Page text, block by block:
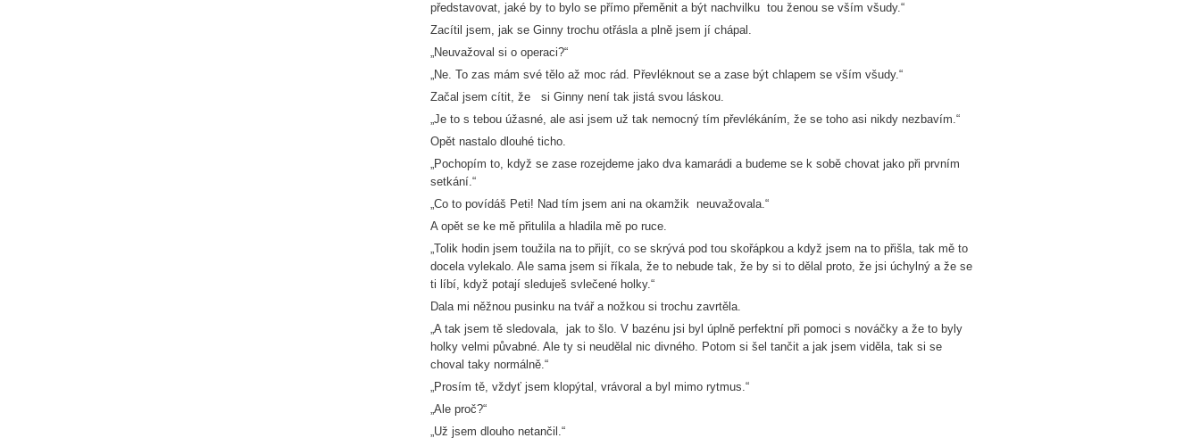
představovat, jaké by to bylo se přímo přeměnit a být nachvilku tou ženou se vším všudy.“
Zacítil jsem, jak se Ginny trochu otřásla a plně jsem jí chápal.
„Neuvažoval si o operaci?“
„Ne. To zas mám své tělo až moc rád. Převléknout se a zase být chlapem se vším všudy.“
Začal jsem cítit, že si Ginny není tak jistá svou láskou.
„Je to s tebou úžasné, ale asi jsem už tak nemocný tím převlékáním, že se toho asi nikdy nezbavím.“
Opět nastalo dlouhé ticho.
„Pochopím to, když se zase rozejdeme jako dva kamarádi a budeme se k sobě chovat jako při prvním
setkání.“
„Co to povídáš Peti! Nad tím jsem ani na okamžik neuvažovala.“
A opět se ke mě přitulila a hladila mě po ruce.
„Tolik hodin jsem toužila na to přijít, co se skrývá pod tou skořápkou a když jsem na to přišla, tak mě to
docela vylekalo. Ale sama jsem si říkala, že to nebude tak, že by si to dělal proto, že jsi úchylný a že se
ti líbí, když potají sleduješ svlečené holky.“
Dala mi něžnou pusinku na tvář a nožkou si trochu zavrtěla.
„A tak jsem tě sledovala, jak to šlo. V bazénu jsi byl úplně perfektní při pomoci s nováčky a že to byly
holky velmi půvabné. Ale ty si neudělal nic divného. Potom si šel tančit a jak jsem viděla, tak si se
choval taky normálně.“
„Prosím tě, vždyť jsem klopýtal, vrávoral a byl mimo rytmus.“
„Ale proč?“
„Už jsem dlouho netančil.“